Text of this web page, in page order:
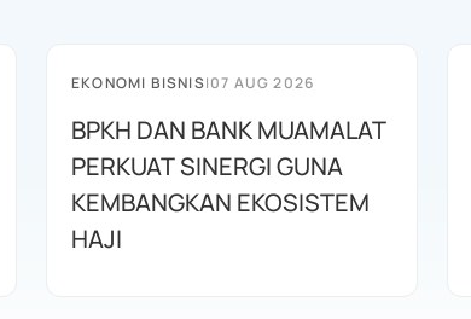
EKONOMI BISNIS|07 AUG 2026
BPKH DAN BANK MUAMALAT
PERKUAT SINERGI GUNA
KEMBANGKAN EKOSISTEM
HAJI